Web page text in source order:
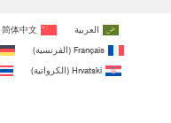
العربية 简体中文
Français
(الفرنسية)
Hrvatski
(الكرواتية)